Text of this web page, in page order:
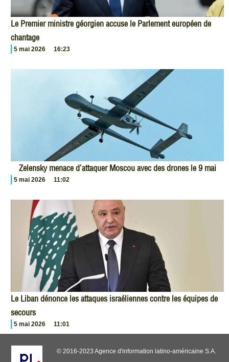
Le Premier ministre géorgien accuse le Parlement européen de
chantage
5 mai 2026 16:23
Zelensky menace d’attaquer Moscou avec des drones le 9 mai
5 mai 2026 11:02
Le Liban dénonce les attaques israéliennes contre les équipes de
secours
5 mai 2026 11:01
© 2016-2023 Agence d'information latino-américaine S.A.